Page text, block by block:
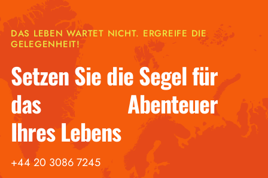
DAS LEBEN WARTET NICHT. ERGREIFE DIE
GELEGENHEIT!
Setzen Sie die Segel für
das Abenteuer
Ihres Lebens
+44 20 3086 7245